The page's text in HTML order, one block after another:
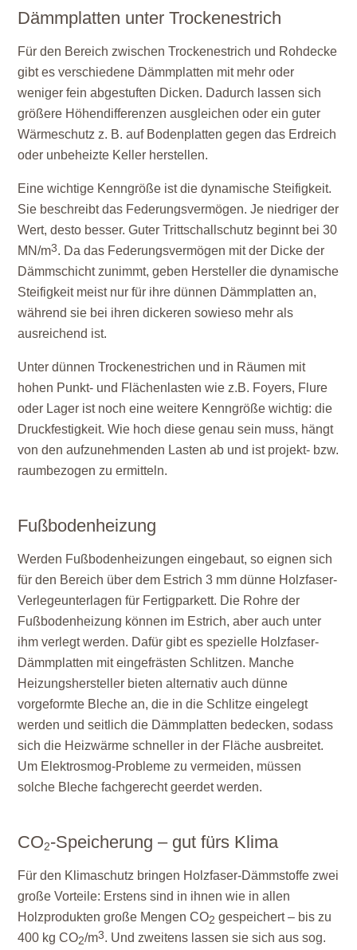
Dämmplatten unter Trockenestrich
Für den Bereich zwischen Trockenestrich und Rohdecke
gibt es verschiedene Dämmplatten mit mehr oder
weniger fein abgestuften Dicken. Dadurch lassen sich
größere Höhendifferenzen ausgleichen oder ein guter
Wärmeschutz z. B. auf Bodenplatten gegen das Erdreich
oder unbeheizte Keller herstellen.
Eine wichtige Kenngröße ist die dynamische Steifigkeit.
Sie beschreibt das Federungsvermögen. Je niedriger der
Wert, desto besser. Guter Trittschallschutz beginnt bei 30
MN/m3. Da das Federungsvermögen mit der Dicke der
Dämmschicht zunimmt, geben Hersteller die dynamische
Steifigkeit meist nur für ihre dünnen Dämmplatten an,
während sie bei ihren dickeren sowieso mehr als
ausreichend ist.
Unter dünnen Trockenestrichen und in Räumen mit
hohen Punkt- und Flächenlasten wie z.B. Foyers, Flure
oder Lager ist noch eine weitere Kenngröße wichtig: die
Druckfestigkeit. Wie hoch diese genau sein muss, hängt
von den aufzunehmenden Lasten ab und ist projekt- bzw.
raumbezogen zu ermitteln.
Fußbodenheizung
Werden Fußbodenheizungen eingebaut, so eignen sich
für den Bereich über dem Estrich 3 mm dünne Holzfaser-
Verlegeunterlagen für Fertigparkett. Die Rohre der
Fußbodenheizung können im Estrich, aber auch unter
ihm verlegt werden. Dafür gibt es spezielle Holzfaser-
Dämmplatten mit eingefrästen Schlitzen. Manche
Heizungshersteller bieten alternativ auch dünne
vorgeformte Bleche an, die in die Schlitze eingelegt
werden und seitlich die Dämmplatten bedecken, sodass
sich die Heizwärme schneller in der Fläche ausbreitet.
Um Elektrosmog-Probleme zu vermeiden, müssen
solche Bleche fachgerecht geerdet werden.
CO2-Speicherung – gut fürs Klima
Für den Klimaschutz bringen Holzfaser-Dämmstoffe zwei
große Vorteile: Erstens sind in ihnen wie in allen
Holzprodukten große Mengen CO2 gespeichert – bis zu
400 kg CO2/m3. Und zweitens lassen sie sich aus sog.